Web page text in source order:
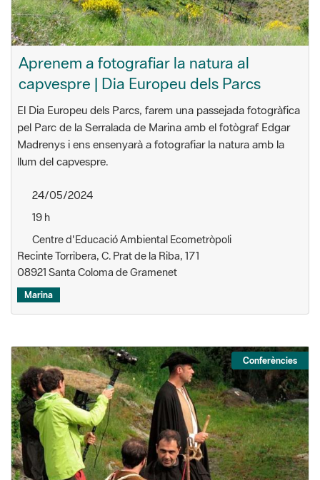
Aprenem a fotografiar la natura al
capvespre | Dia Europeu dels Parcs
El Dia Europeu dels Parcs, farem una passejada fotogràfica
pel Parc de la Serralada de Marina amb el fotògraf Edgar
Madrenys i ens ensenyarà a fotografiar la natura amb la
llum del capvespre.
24/05/2024
19 h
Centre d'Educació Ambiental Ecometròpoli
Recinte Torribera, C. Prat de la Riba, 171
08921 Santa Coloma de Gramenet
Marina
Conferències